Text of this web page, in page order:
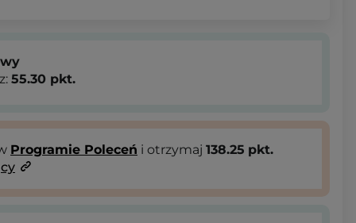
55.30 pkt.
Programie Poleceń i otrzymaj 138.25 pkt.